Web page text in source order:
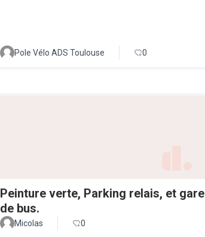
Pole Vélo ADS Toulouse 0
Peinture verte, Parking relais, et gare
de bus.
Micolas 0